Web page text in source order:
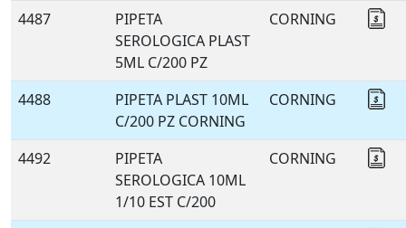
4487
PIPETA
SEROLOGICA PLAST
5ML C/200 PZ
CORNING
4488
PIPETA PLAST 10ML
C/200 PZ CORNING
CORNING
4492
PIPETA
SEROLOGICA 10ML
1/10 EST C/200
CORNING